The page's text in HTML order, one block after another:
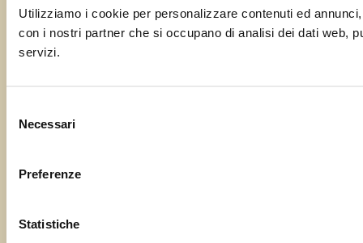
Utilizziamo i cookie per personalizzare contenuti ed
con i nostri partner che si occupano di analisi dei dati web,
servizi.
delNecessari
Preferenze
Statistiche